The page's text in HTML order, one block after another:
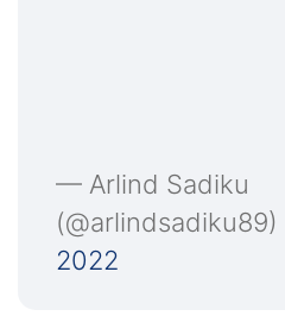
— Arlind Sadiku
(@arlindsadiku89)
2022